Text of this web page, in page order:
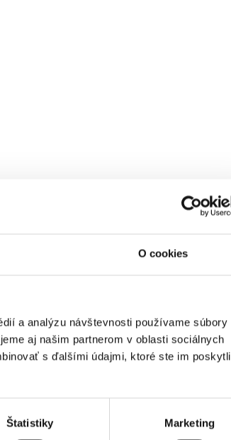
O cookies
a analýzu návštevnosti používame súbory
aj našim partnerom v oblasti sociálnych
s ďalšími údajmi, ktoré ste im poskytli
Štatistiky Marketing